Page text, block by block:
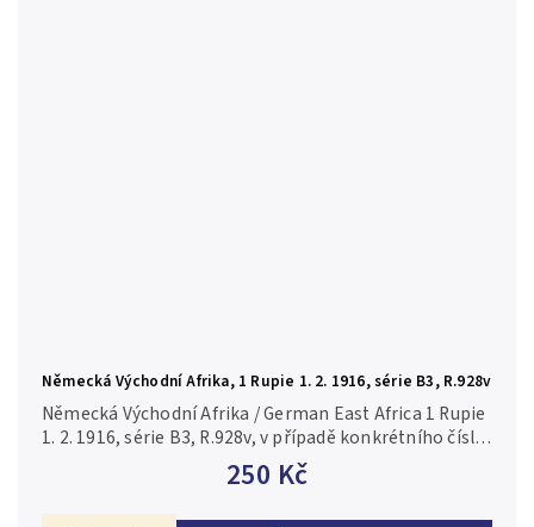
Německá Východní Afrika, 1 Rupie 1. 2. 1916, série B3, R.928v
250 Kč
Německá Východní Afrika / German East Africa 1 Rupie
1. 2. 1916, série B3, R.928v, v případě konkrétního čísla
je foto pouze ilustrační 2/VF